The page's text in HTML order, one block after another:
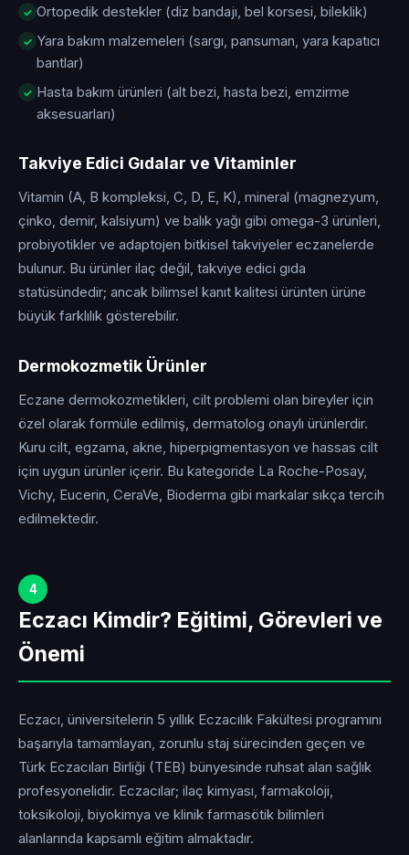
Ortopedik destekler (diz bandajı, bel korsesi, bileklik)
Yara bakım malzemeleri (sargı, pansuman, yara kapatıcı
bantlar)
Hasta bakım ürünleri (alt bezi, hasta bezi, emzirme
aksesuarları)
Takviye Edici Gıdalar ve Vitaminler
Vitamin (A, B kompleksi, C, D, E, K), mineral (magnezyum,
çinko, demir, kalsiyum) ve balık yağı gibi omega-3 ürünleri,
probiyotikler ve adaptojen bitkisel takviyeler eczanelerde
bulunur. Bu ürünler ilaç değil, takviye edici gıda
statüsündedir; ancak bilimsel kanıt kalitesi ürünten ürüne
büyük farklılık gösterebilir.
Dermokozmetik Ürünler
Eczane dermokozmetikleri, cilt problemi olan bireyler için
özel olarak formüle edilmiş, dermatolog onaylı ürünlerdir.
Kuru cilt, egzama, akne, hiperpigmentasyon ve hassas cilt
için uygun ürünler içerir. Bu kategoride La Roche-Posay,
Vichy, Eucerin, CeraVe, Bioderma gibi markalar sıkça tercih
edilmektedir.
4
Eczacı Kimdir? Eğitimi, Görevleri ve
Önemi
Eczacı, üniversitelerin 5 yıllık Eczacılık Fakültesi programını
başarıyla tamamlayan, zorunlu staj sürecinden geçen ve
Türk Eczacıları Birliği (TEB) bünyesinde ruhsat alan sağlık
profesyonelidir. Eczacılar; ilaç kimyası, farmakoloji,
toksikoloji, biyokimya ve klinik farmasötik bilimleri
alanlarında kapsamlı eğitim almaktadır.